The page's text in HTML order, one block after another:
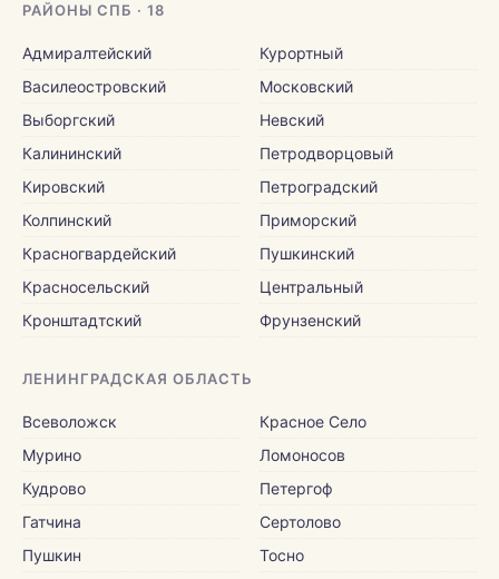
РАЙОНЫ СПБ · 18
Адмиралтейский
Василеостровский
Выборгский
Калининский
Кировский
Колпинский
Красногвардейский
Красносельский
Кронштадтский
Курортный
Московский
Невский
Петродворцовый
Петроградский
Приморский
Пушкинский
Центральный
Фрунзенский
ЛЕНИНГРАДСКАЯ ОБЛАСТЬ
Всеволожск
Мурино
Кудрово
Гатчина
Пушкин
Красное Село
Ломоносов
Петергоф
Сертолово
Тосно